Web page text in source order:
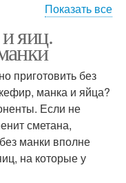
на сметане
шарлотка
Показать все
яиц.
приготовить без
манка и яйца?
Если не
сметана,
манки вполне
на которые у